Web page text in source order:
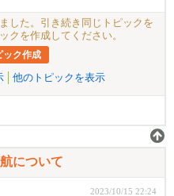
した。引き続き同じトピックを
クを作成してください。
ック作成
他のトピックを表示
について
2023/10/15 22:24